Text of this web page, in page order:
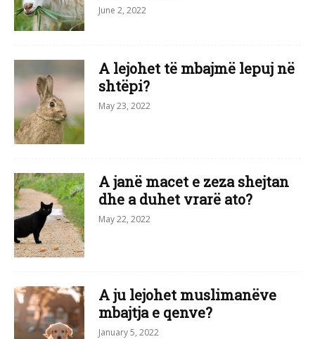
June 2, 2022
A lejohet të mbajmë lepuj në
shtëpi?
May 23, 2022
A janë macet e zeza shejtan
dhe a duhet vrarë ato?
May 22, 2022
A ju lejohet muslimanëve
mbajtja e qenve?
January 5, 2022